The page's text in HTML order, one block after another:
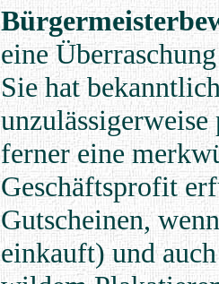
eine
Sie hat
ferner eine
Geschäftsprofit
Gutscheinen,
einkauft) und